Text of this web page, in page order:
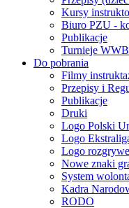
Kursy
Biuro PZU -
Publikacje
Turnieje
Do pobrania
Filmy
Przepisy i
Publikacje
Druki
Logo Polski
Logo
Logo
Nowe znaki
System
Kadra
RODO